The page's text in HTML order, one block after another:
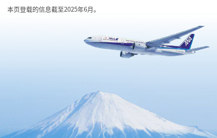
本页登载的信息截至2025年6月。